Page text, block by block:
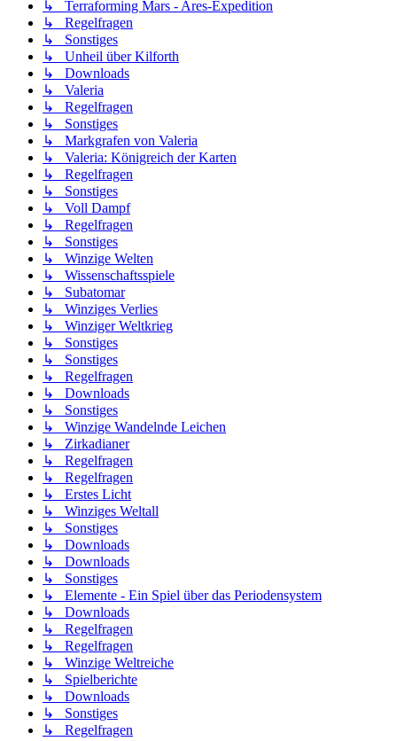
↳ Terraforming Mars - Ares-Expedition
↳ Regelfragen
↳ Sonstiges
↳ Unheil über Kilforth
↳ Downloads
↳ Valeria
↳ Regelfragen
↳ Sonstiges
↳ Markgrafen von Valeria
↳ Valeria: Königreich der Karten
↳ Regelfragen
↳ Sonstiges
↳ Voll Dampf
↳ Regelfragen
↳ Sonstiges
↳ Winzige Welten
↳ Wissenschaftsspiele
↳ Subatomar
↳ Winziges Verlies
↳ Winziger Weltkrieg
↳ Sonstiges
↳ Sonstiges
↳ Regelfragen
↳ Downloads
↳ Sonstiges
↳ Winzige Wandelnde Leichen
↳ Zirkadianer
↳ Regelfragen
↳ Regelfragen
↳ Erstes Licht
↳ Winziges Weltall
↳ Sonstiges
↳ Downloads
↳ Downloads
↳ Sonstiges
↳ Elemente - Ein Spiel über das Periodensystem
↳ Downloads
↳ Regelfragen
↳ Regelfragen
↳ Winzige Weltreiche
↳ Spielberichte
↳ Downloads
↳ Sonstiges
↳ Regelfragen